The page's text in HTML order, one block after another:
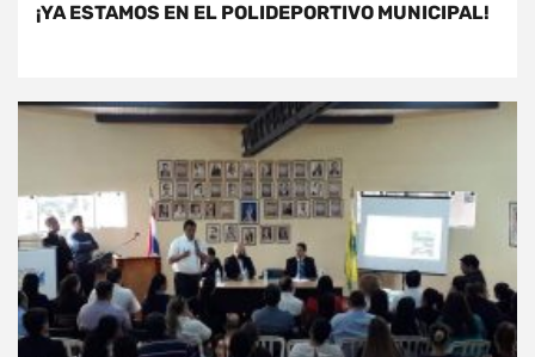
¡YA ESTAMOS EN EL POLIDEPORTIVO MUNICIPAL!